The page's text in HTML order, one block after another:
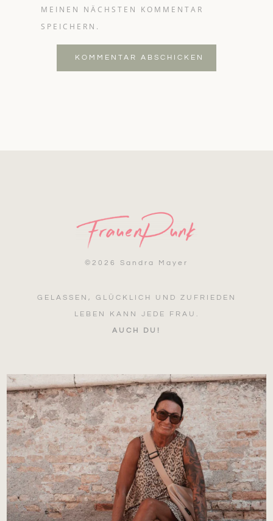
MEINEN NÄCHSTEN KOMMENTAR
SPEICHERN.
KOMMENTAR ABSCHICKEN
© 2026 Sandra Mayer
GELASSEN, GLÜCKLICH UND ZUFRIEDEN
LEBEN KANN JEDE FRAU.
AUCH DU!